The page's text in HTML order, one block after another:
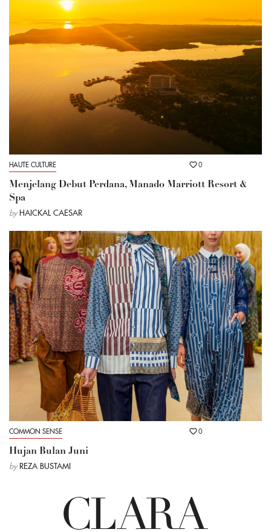
HAUTE CULTURE 0
Menjelang Debut Perdana, Manado Marriott Resort &
Spa
by HAICKAL CAESAR
COMMON SENSE 0
Hujan Bulan Juni
by REZA BUSTAMI